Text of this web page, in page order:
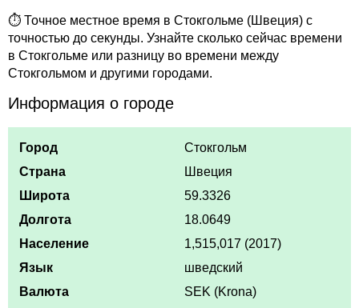
⏱ Точное местное время в Стокгольме (Швеция) с
точностью до секунды. Узнайте сколько сейчас времени
в Стокгольме или разницу во времени между
Стокгольмом и другими городами.
Информация о городе
Город
Стокгольм
Страна
Швеция
Широта
59.3326
Долгота
18.0649
Население
1,515,017 (2017)
Язык
шведский
Валюта
SEK (Krona)